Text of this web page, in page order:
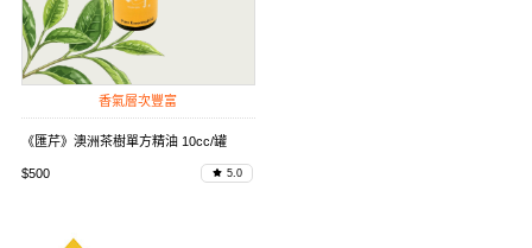
香氣層次豐富
《匯芹》澳洲茶樹單方精油 10cc/罐
$500 5.0